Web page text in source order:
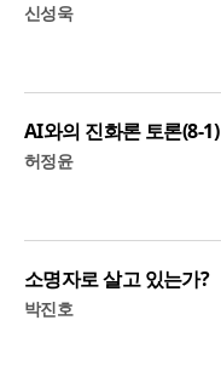
신성욱
AI와의 진화론 토론(8-1)
허정윤
소명자로 살고 있는가?
박진호